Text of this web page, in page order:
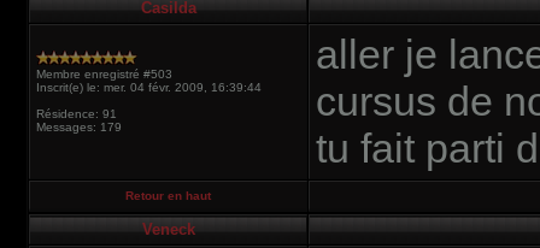
Casilda
Membre enregistré #503
Inscrit(e) le: mer. 04 févr. 2009, 16:39:44
Résidence: 91
Messages: 179
aller je
cursus de
tu fait parti
Retour en haut
Veneck